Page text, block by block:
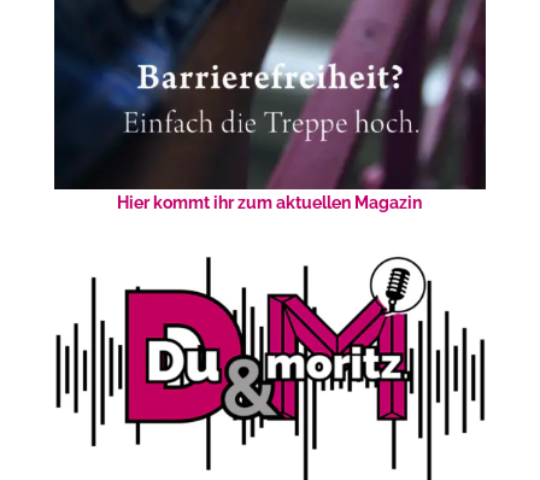
Hier kommt ihr zum aktuellen Magazin